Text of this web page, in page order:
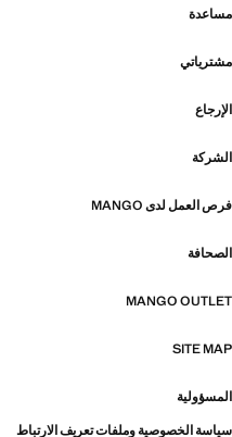
مساعدة
مشترياتي
الإرجاع
الشركة
فرص العمل لدى MANGO
الصحافة
MANGO OUTLET
SITE MAP
المسؤولية
سياسة الخصوصية وملفات تعريف الارتباط